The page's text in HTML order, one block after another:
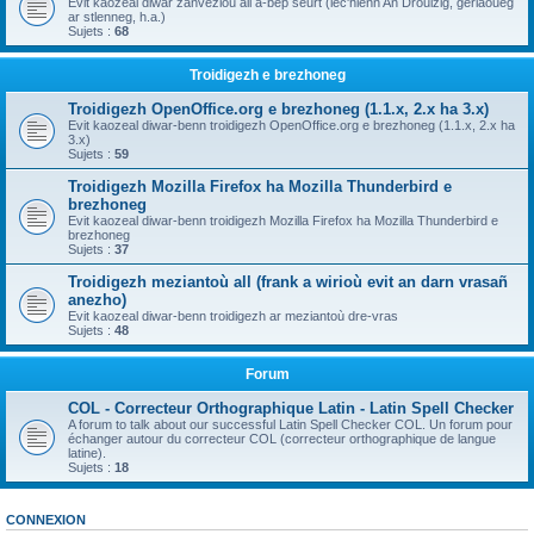
ar stlenneg, h.a.)
Sujets : 68
Troidigezh e brezhoneg
Troidigezh OpenOffice.org e brezhoneg (1.1.x, 2.x ha 3.x)
Evit kaozeal diwar-benn troidigezh OpenOffice.org e brezhoneg (1.1.x, 2.x ha
3.x)
Sujets : 59
Troidigezh Mozilla Firefox ha Mozilla Thunderbird e
brezhoneg
Evit kaozeal diwar-benn troidigezh Mozilla Firefox ha Mozilla Thunderbird e
brezhoneg
Sujets : 37
Troidigezh meziantoù all (frank a wirioù evit an darn vrasañ
anezho)
Evit kaozeal diwar-benn troidigezh ar meziantoù dre-vras
Sujets : 48
Forum
COL - Correcteur Orthographique Latin - Latin Spell Checker
A forum to talk about our successful Latin Spell Checker COL. Un forum pour
échanger autour du correcteur COL (correcteur orthographique de langue
latine).
Sujets : 18
CONNEXION